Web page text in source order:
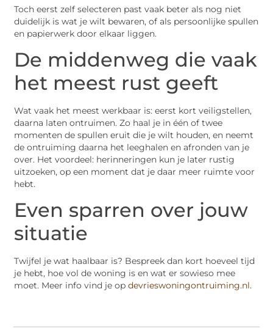
Toch eerst zelf selecteren past vaak beter als nog niet
duidelijk is wat je wilt bewaren, of als persoonlijke spullen
en papierwerk door elkaar liggen.
De middenweg die vaak
het meest rust geeft
Wat vaak het meest werkbaar is: eerst kort veiligstellen,
daarna laten ontruimen. Zo haal je in één of twee
momenten de spullen eruit die je wilt houden, en neemt
de ontruiming daarna het leeghalen en afronden van je
over. Het voordeel: herinneringen kun je later rustig
uitzoeken, op een moment dat je daar meer ruimte voor
hebt.
Even sparren over jouw
situatie
Twijfel je wat haalbaar is? Bespreek dan kort hoeveel tijd
je hebt, hoe vol de woning is en wat er sowieso mee
moet. Meer info vind je opdevrieswoningontruiming.nl.